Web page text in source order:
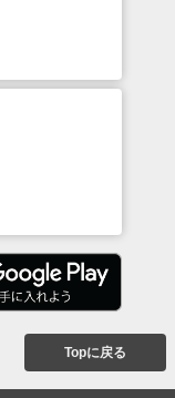
Topに戻る